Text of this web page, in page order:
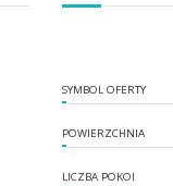
SYMBOL OFERTY
POWIERZCHNIA
LICZBA POKOI